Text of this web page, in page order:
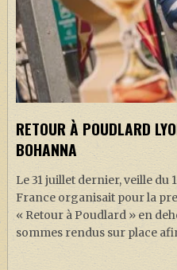
BIOPICS DE HARRY POTTER
LES ANIMAUX FANTASTIQUES
J. K. ROWLING
ARTISANAT MOLDU
FANDOM
CULTURE
PODCASTS
LES GRANDS ARTICLES DE LA
DOSSIERS
RETOUR À POUDLARD
BOHANNA
Le 31 juillet dernier, veille du
France organisait pour la
« Retour à Poudlard » en
sommes rendus sur place